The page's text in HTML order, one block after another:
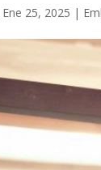
Ene 25, 2025 |